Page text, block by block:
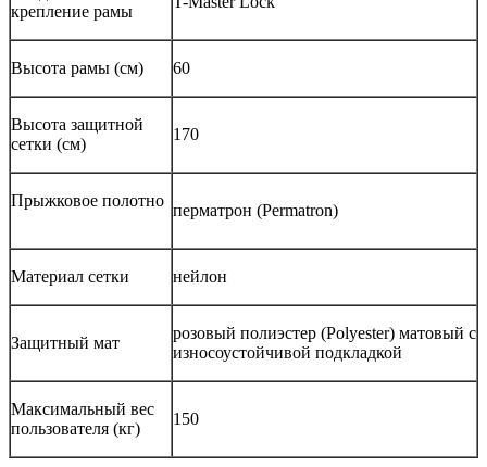
крепление рамы
Высота рамы (см) 60
Высота защитной
сетки (см)
170
Прыжковое полотно
перматрон (Permatron)
Материал сетки нейлон
Защитный мат
розовый полиэстер (Polyester) матовый с
износоустойчивой подкладкой
Максимальный вес
пользователя (кг)
150